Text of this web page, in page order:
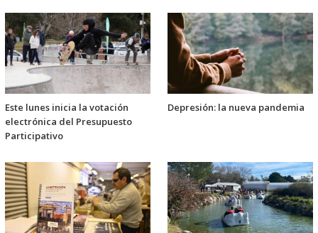
Este lunes inicia la votación
electrónica del Presupuesto
Participativo
Depresión: la nueva pandemia